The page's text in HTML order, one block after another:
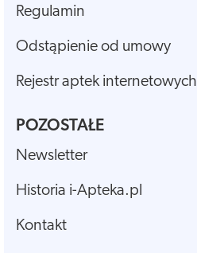
Regulamin
Odstąpienie od umowy
Rejestr aptek internetowych
POZOSTAŁE
Newsletter
Historia i-Apteka.pl
Kontakt